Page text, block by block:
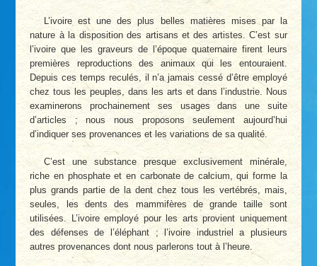
L’ivoire est une des plus belles matières mises par la
nature à la disposition des artisans et des artistes. C’est sur
l’ivoire que les graveurs de l’époque quaternaire firent leurs
premières reproductions des animaux qui les entouraient.
Depuis ces temps reculés, il n’a jamais cessé d’être employé
chez tous les peuples, dans les arts et dans l’industrie. Nous
examinerons prochainement ses usages dans une suite
d’articles ; nous nous proposons seulement aujourd’hui
d’indiquer ses provenances et les variations de sa qualité.
C’est une substance presque exclusivement minérale,
riche en phosphate et en carbonate de calcium, qui forme la
plus grands partie de la dent chez tous les vertébrés, mais,
seules, les dents des mammifères de grande taille sont
utilisées. L’ivoire employé pour les arts provient uniquement
des défenses de l’éléphant ; l’ivoire industriel a plusieurs
autres provenances dont nous parlerons tout à l’heure.